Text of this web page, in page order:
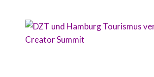
KAMPAGNE
WETTERGESTEUERTER